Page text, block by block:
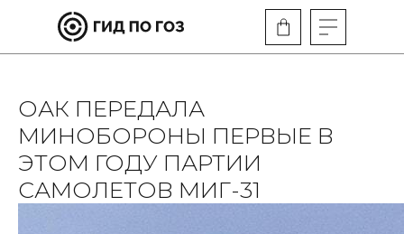
ОАК ПЕРЕДАЛА
МИНОБОРОНЫ ПЕРВЫЕ В
ЭТОМ ГОДУ ПАРТИИ
САМОЛЕТОВ МИГ-31